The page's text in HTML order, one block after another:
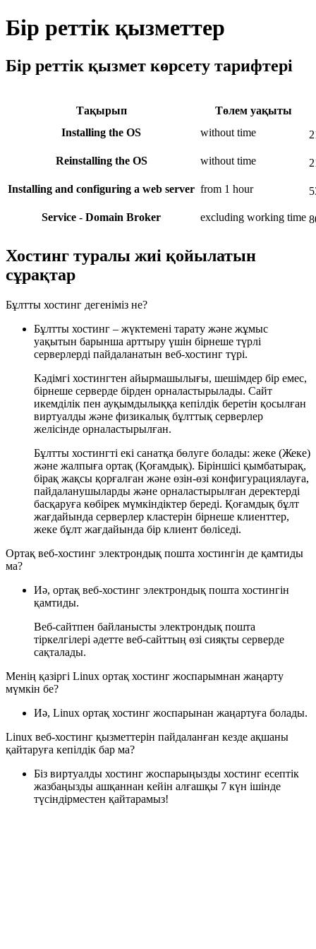
Бір реттік қызметтер
Бір реттік қызмет көрсету тарифтері
Тақырып
Төлем уақыты
Installing the OS
without time
Reinstalling the OS without time
Installing and configuring a web server from 1 hour
Service - Domain Broker excluding working time
Хостинг туралы жиі қойылатын
сұрақтар
Бұлтты хостинг дегеніміз не?
Бұлтты хостинг – жүктемені тарату және жұмыс
уақытын барынша арттыру үшін бірнеше түрлі
серверлерді пайдаланатын веб-хостинг түрі.
Кәдімгі хостингтен айырмашылығы, шешімдер бір емес,
бірнеше серверде бірден орналастырылады. Сайт
икемділік пен ауқымдылыққа кепілдік беретін қосылған
виртуалды және физикалық бұлттық серверлер
желісінде орналастырылған.
Бұлтты хостингті екі санатқа бөлуге болады: жеке (Жеке)
және жалпыға ортақ (Қоғамдық). Біріншісі қымбатырақ,
бірақ жақсы қорғалған және өзін-өзі конфигурациялауға,
пайдаланушыларды және орналастырылған деректерді
басқаруға көбірек мүмкіндіктер береді. Қоғамдық бұлт
жағдайында серверлер кластерін бірнеше клиенттер,
жеке бұлт жағдайында бір клиент бөліседі.
Ортақ веб-хостинг электрондық пошта хостингін де қамтиды
ма?
Иә, ортақ веб-хостинг электрондық пошта хостингін
қамтиды.
Веб-сайтпен байланысты электрондық пошта
тіркелгілері әдетте веб-сайттың өзі сияқты серверде
сақталады.
Менің қазіргі Linux ортақ хостинг жоспарымнан жаңарту
мүмкін бе?
Иә, Linux ортақ хостинг жоспарынан жаңартуға болады.
Linux веб-хостинг қызметтерін пайдаланған кезде ақшаны
қайтаруға кепілдік бар ма?
Біз виртуалды хостинг жоспарыңызды хостинг есептік
жазбаңызды ашқаннан кейін алғашқы 7 күн ішінде
түсіндірместен қайтарамыз!